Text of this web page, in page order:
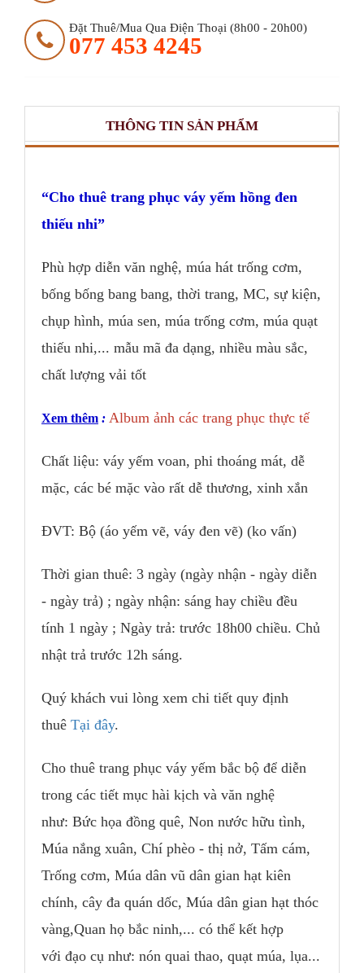
Đặt Thuê/mua Qua Điện Thoại (8h00 - 20h00)
077 453 4245
THÔNG TIN SẢN PHẨM
Cho thuê trang phục váy yếm hồng đen
thiếu nhi
Phù hợp diễn văn nghệ, múa hát trống cơm,
bống bống bang bang, thời trang, MC, sự kiện,
chụp hình, múa sen, múa trống cơm, múa quạt
thiếu nhi,... mẫu mã đa dạng, nhiều màu sắc,
chất lượng vải tốt
Xem thêm : Album ảnh các trang phục thực tế
Chất liệu: váy yếm voan, phi thoáng mát, dễ
mặc, các bé mặc vào rất dễ thương, xinh xắn
ĐVT: Bộ (áo yếm vẽ, váy đen vẽ) (ko vấn)
Thời gian thuê: 3 ngày (ngày nhận - ngày diễn
- ngày trả) ; ngày nhận: sáng hay chiều đều
tính 1 ngày ; Ngày trả: trước 18h00 chiều. Chủ
nhật trả trước 12h sáng.
Quý khách vui lòng xem chi tiết quy định
thuê Tại đây.
Cho thuê trang phục váy yếm bắc bộ để diễn
trong các tiết mục hài kịch và văn nghệ
như: Bức họa đồng quê, Non nước hữu tình,
Múa nắng xuân, Chí phèo - thị nở, Tấm cám,
Trống cơm, Múa dân vũ dân gian hạt kiên
chính, cây đa quán dốc, Múa dân gian hạt thóc
vàng,Quan họ bắc ninh,... có thể kết hợp
với đạo cụ như: nón quai thao, quạt múa, lụa...